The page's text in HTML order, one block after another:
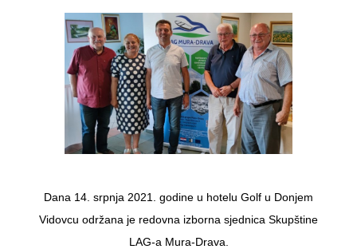
Dana 14. srpnja 2021. godine u hotelu Golf u Donjem
Vidovcu održana je redovna izborna sjednica Skupštine
LAG-a Mura-Drava.